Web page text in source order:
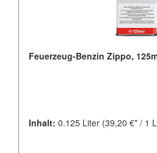
Feuerzeug-Benzin Zippo,
Inhalt: 0.125 Liter (39,20 €* / 1